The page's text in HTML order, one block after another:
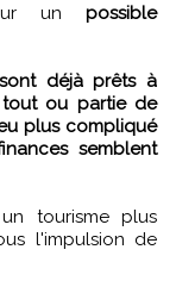
sur un possible
déjà prêts à
tout ou partie de
plus compliqué
semblent
tourisme plus
l'impulsion de